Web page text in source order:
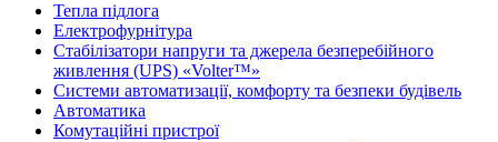
Тепла підлога
Електрофурнітура
Cтабілізатори напруги та джерела безперебійного
живлення (UPS) «Volter™»
Системи автоматизації, комфорту та безпеки будівель
Автоматика
Комутаційні пристрої